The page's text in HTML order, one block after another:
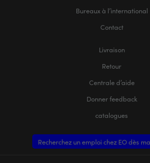
Bureaux à l’international
Contact
Livraison
Retour
Centrale d’aide
Donner feedback
catalogues
Recherchez un emploi chez EO dès